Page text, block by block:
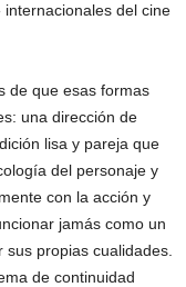
del cine
de que esas formas
una dirección de
lisa y pareja que
del personaje y
con la acción y
jamás como un
propias cualidades.
de continuidad